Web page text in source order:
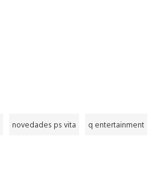
novedades ps vita q entertainment